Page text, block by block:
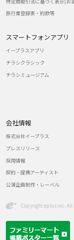
旅行業登録表・約款等
スマートフォンアプリ
イープラスアプリ
チラシクラシック
チラシミュージアム
会社情報
株式会社イープラス
プレスリリース
採用情報
契約・提携アーティスト
公演企画制作・レーベル
Copyright eplus inc. All